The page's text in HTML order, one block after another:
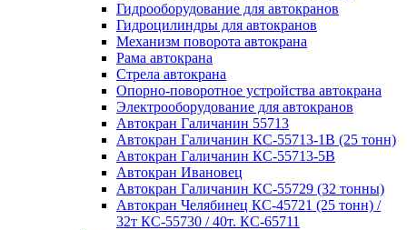
Гидрооборудование для автокранов
Гидроцилиндры для автокранов
Механизм поворота автокрана
Рама автокрана
Стрела автокрана
Опорно-поворотное устройства автокрана
Электрооборудование для автокранов
Автокран Галичанин 55713
Автокран Галичанин КС-55713-1В (25 тонн)
Автокран Галичанин КС-55713-5В
Автокран Ивановец
Автокран Галичанин КС-55729 (32 тонны)
Автокран Челябинец КС-45721 (25 тонн) /
32т КС-55730 / 40т. КС-65711